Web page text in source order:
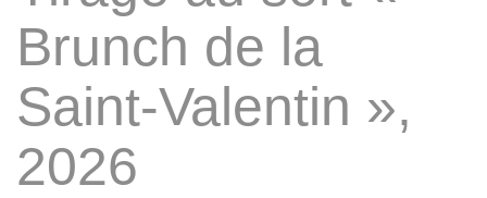
Brunch de la
Saint-Valentin »,
2026